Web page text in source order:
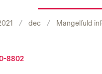
dec Mangelfuld
8802